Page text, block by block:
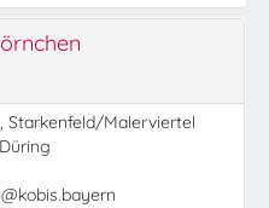
Starkenfeld/Malerviertel